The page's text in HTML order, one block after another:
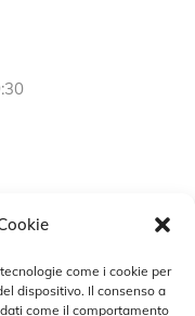
come i cookie per
dispositivo. Il consenso a
come il comportamento